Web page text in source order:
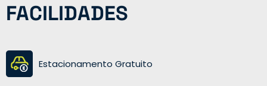
FACILIDADES
Estacionamento Gratuito